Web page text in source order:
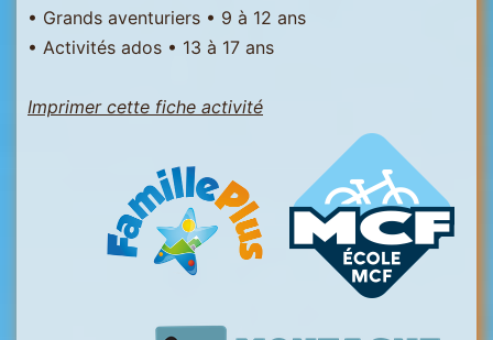
• Grands aventuriers • 9 à 12 ans
• Activités ados • 13 à 17 ans
Imprimer cette fiche activité